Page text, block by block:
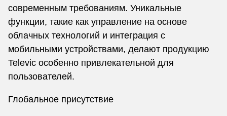
современным требованиям. Уникальные
функции, такие как управление на основе
облачных технологий и интеграция с
мобильными устройствами, делают продукцию
Televic особенно привлекательной для
пользователей.
Глобальное присутствие